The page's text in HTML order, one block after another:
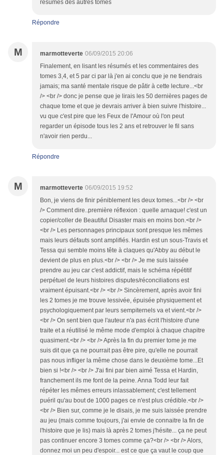
résumés des autres tomes
Répondre
M marmotteverte 06/09/2015 20:06
Finalement, en lisant les résumés et les commentaires des
tomes 3,4, et 5 par ci par là j'en ai conclu que je ne tiendrais
jamais; ma santé mentale risque de pâtir à cette lecture...<br
/> <br /> donc je pense que je lirais les 50 dernières pages de
chaque tome et que je devrais arriver à bien suivre l'histoire...
vu que c'est pire que les Feux de l'Amour où l'on peut
regarder un épisode tous les 2 ans et retrouver le fil sans
n'avoir rien perdu...
Répondre
M marmotteverte 06/09/2015 19:52
Bon, je viens de finir péniblement les deux tomes...<br /> <br
/> Comment dire..première réflexion : quelle arnaque! c'est un
copier/coller de Beautiful Disaster mais en moins bon.<br />
<br /> Les personnages principaux sont presque les mêmes
mais leurs défauts sont amplifiés. Hardin est un sous-Travis et
Tessa qui semble moins tête à claques qu'Abby au début le
devient de plus en plus.<br /> <br /> Je me suis laissée
prendre au jeu car c'est addictif, mais le schéma répétitif
perpétuel de leurs histoires disputes/réconciliations est
vraiment épuisant.<br /> <br /> Sincèrement, après avoir fini
les 2 tomes je me trouve lessivée, épuisée physiquement et
psychologiquement par leurs sempiternels va et vient.<br />
<br /> On sent bien que l'auteur n'a pas écrit l'histoire d'une
traite et a réutilisé le même mode d'emploi à chaque chapitre
quasiment.<br /> <br /> Après la fin du premier tome je me
suis dit que ça ne pourrait pas être pire, qu'elle ne pourrait
pas nous infliger la même chose dans le deuxième tome...Et
bien si !<br /> <br /> J'ai fini par bien aimé Tessa et Hardin,
franchement ils me font de la peine. Anna Todd leur fait
répéter les mêmes erreurs inlassablement; c'est tellement
puéril qu'au bout de 1000 pages ce n'est plus crédible.<br />
<br /> Bien sur, comme je le disais, je me suis laissée prendre
au jeu (mais comme toujours, j'ai envie de connaitre la fin de
l'histoire que je lis) mais là après 2 tomes j'hésite... ça ne peut
pas continuer encore 3 tomes comme ça?<br /> <br /> Alors,
donnez moi un peu d'espoir... est ce que ça vaut le coup que